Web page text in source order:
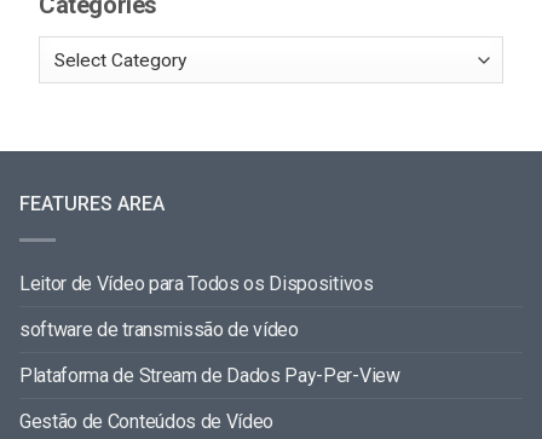
FEATURES AREA
Leitor de Vídeo para Todos os Dispositivos
software de transmissão de vídeo
Plataforma de Stream de Dados Pay-Per-View
Gestão de Conteúdos de Vídeo